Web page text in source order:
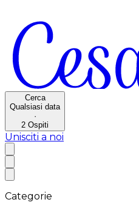
Cerca
Qualsiasi data
·
2 Ospiti
Unisciti a noi
Categorie